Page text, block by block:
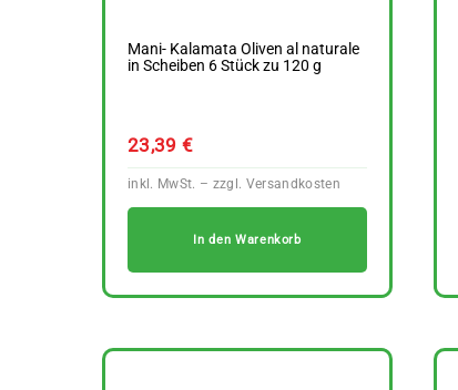
Mani- Kalamata Oliven al naturale
in Scheiben 6 Stück zu 120 g
23,39€
In den Warenkorb